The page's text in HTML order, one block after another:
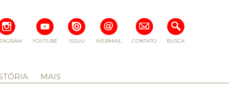
BUSCA
CONTATO
WEBMAIL
ISSUU
YOUTUBE
MAIS